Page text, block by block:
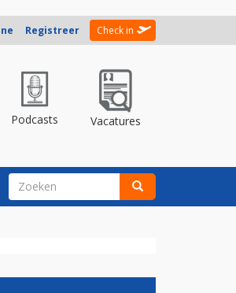
Registreer Check in
Podcasts Vacatures
ZOEKVELD